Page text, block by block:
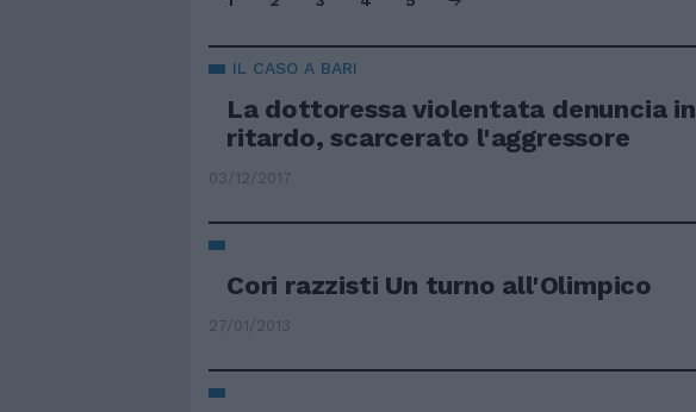
IL CASO A BARI
La dottoressa violentata denuncia in
ritardo, scarcerato l'aggressore
03/12/2017
Cori razzisti Un turno all'Olimpico
27/01/2013